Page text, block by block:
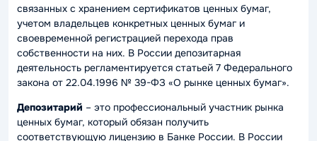
связанных с хранением сертификатов ценных бумаг,
учетом владельцев конкретных ценных бумаг и
своевременной регистрацией перехода прав
собственности на них. В России депозитарная
деятельность регламентируется статьей 7 Федерального
закона от 22.04.1996 № 39-ФЗ «О рынке ценных бумаг».
Депозитарий – это профессиональный участник рынка
ценных бумаг, который обязан получить
соответствующую лицензию в Банке России. В России